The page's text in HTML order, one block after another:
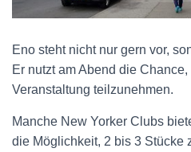
Eno steht nicht nur gern vor,
Er nutzt am Abend die
Veranstaltung teilzunehmen.
Manche New Yorker Clubs
die Möglichkeit, 2 bis 3 Stücke